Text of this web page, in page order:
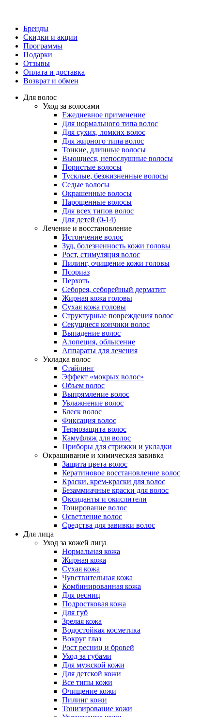
Бренды
Скидки и акции
Программы
Подарки
Отзывы
Оплата и доставка
Возврат и обмен
Для волос
Уход за волосами
Ежедневное применение
Для нормального типа волос
Для сухих, ломких волос
Для жирного типа волос
Тонкие, длинные волосы
Вьющиеся, непослушные волосы
Пористые волосы
Тусклые, безжизненные волосы
Седые волосы
Окрашенные волосы
Нарощенные волосы
Для всех типов волос
Для детей (0-14)
Лечение и восстановление
Истончение волос
Зуд, болезненность кожи головы
Рост, стимуляция волос
Пилинг, очищение кожи головы
Псориаз
Перхоть
Себорея, себорейный дерматит
Жирная кожа головы
Сухая кожа головы
Структурные повреждения волос
Секущиеся кончики волос
Выпадение волос
Алопеция, облысение
Аппараты для лечения
Укладка волос
Стайлинг
Эффект «мокрых волос»
Объем волос
Выпрямление волос
Увлажнение волос
Блеск волос
Фиксация волос
Термозащита волос
Камуфляж для волос
Приборы для стрижки и укладки
Окрашивание и химическая завивка
Защита цвета волос
Кератиновое восстановление волос
Краски, крем-краски для волос
Безаммиачные краски для волос
Оксиданты и окислители
Тонирование волос
Осветление волос
Средства для завивки волос
Для лица
Уход за кожей лица
Нормальная кожа
Жирная кожа
Сухая кожа
Чувствительная кожа
Комбинированная кожа
Для ресниц
Подростковая кожа
Для губ
Зрелая кожа
Водостойкая косметика
Вокруг глаз
Рост ресниц и бровей
Уход за губами
Для мужской кожи
Для детской кожи
Все типы кожи
Очищение кожи
Пилинг кожи
Тонизирование кожи